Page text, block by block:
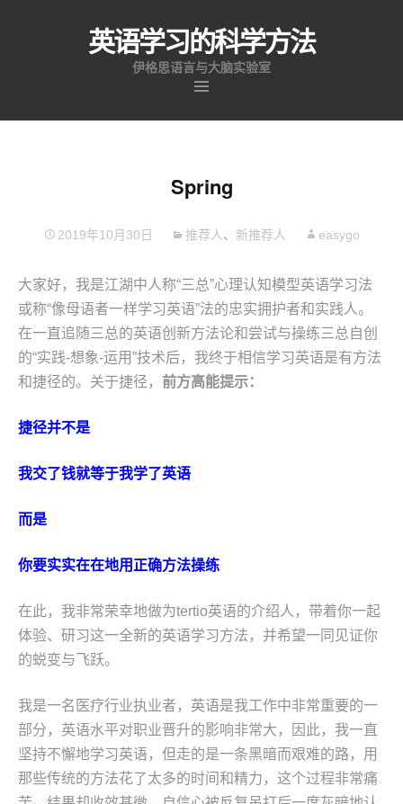
英语学习的科学方法
伊格思语言与大脑实验室
容
Spring
2019年10月30日 推荐人 、 新推荐人 easygo
大家好，我是江湖中人称“三总”心理认知模型英语学习法
或称“像母语者一样学习英语”法的忠实拥护者和实践人。
在一直追随三总的英语创新方法论和尝试与操练三总自创
的“实践-想象-运用”技术后，我终于相信学习英语是有方法
和捷径的。关于捷径， 前方高能提示：
捷径并不是
我交了钱就等于我学了英语
而是
你要实实在在地用正确方法操练
在此，我非常荣幸地做为tertio英语的介绍人，带着你一起
体验、研习这一全新的英语学习方法，并希望一同见证你
的蜕变与飞跃。
我是一名医疗行业执业者，英语是我工作中非常重要的一
部分，英语水平对职业晋升的影响非常大，因此，我一直
坚持不懈地学习英语，但走的是一条黑暗而艰难的路，用
那些传统的方法花了太多的时间和精力，这个过程非常痛